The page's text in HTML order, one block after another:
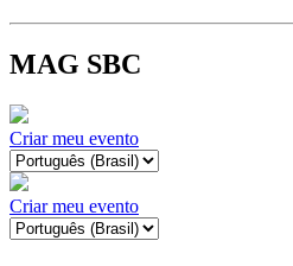
MAG SBC
Criar meu evento
Criar meu evento